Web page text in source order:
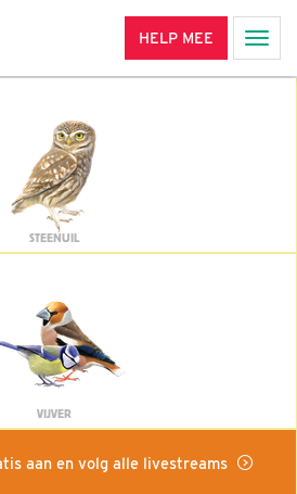
HELP MEE
STEENUIL
VIJVER
aan en volg alle livestreams